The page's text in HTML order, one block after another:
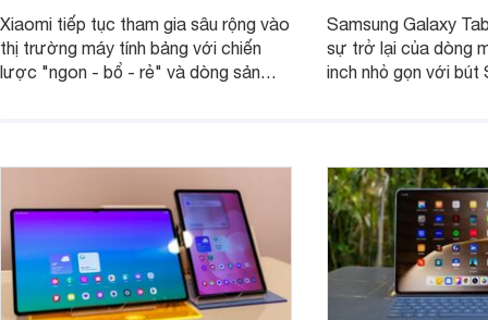
Xiaomi tiếp tục tham gia sâu rộng vào
thị trường máy tính bảng với chiến
lược "ngon - bổ - rẻ" và dòng sản
hội tụ những trang bị cao cấp hàng
đầu, tối ưu trải nghiệm của người sử
dụng.
Samsung Galaxy
sự trở lại của dòng
inch nhỏ gọn với bút
thực sự đáng giá?